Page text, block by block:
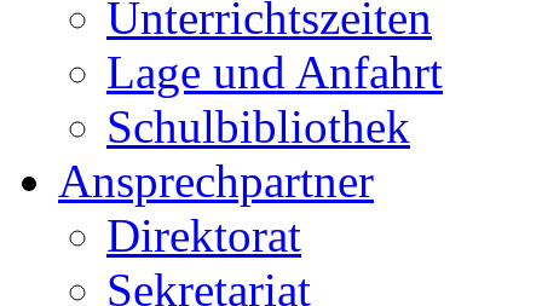
Unterrichtszeiten
Lage und Anfahrt
Schulbibliothek
Ansprechpartner
Direktorat
Sekretariat